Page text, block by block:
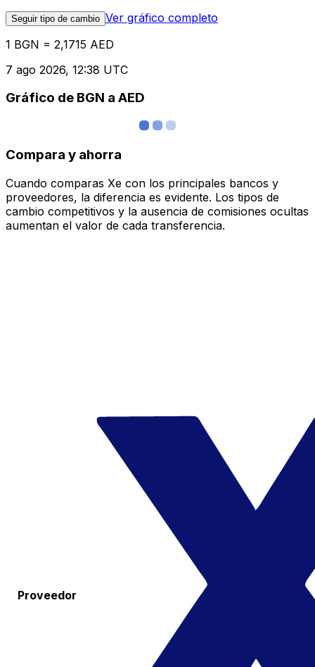
Seguir tipo de cambio Ver gráfico completo
1 BGN = 2,1715 AED
7 ago 2026, 12:38 UTC
Gráfico de BGN a AED
Compara y ahorra
Cuando comparas Xe con los principales bancos y
proveedores, la diferencia es evidente. Los tipos de
cambio competitivos y la ausencia de comisiones ocultas
aumentan el valor de cada transferencia.
Proveedor